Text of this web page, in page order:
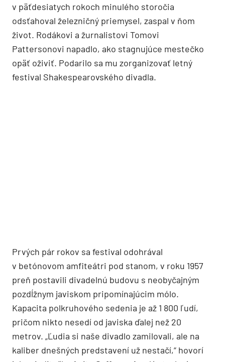
v päťdesiatych rokoch minulého storočia
odsťahoval železničný priemysel, zaspal v ňom
život. Rodákovi a žurnalistovi Tomovi
Pattersonovi napadlo, ako stagnujúce mestečko
opäť oživiť. Podarilo sa mu zorganizovať letný
festival Shakespea­rovského divadla.
Prvých pár rokov sa festival odohrával
v betónovom amfiteátri pod stanom, v roku 1957
preň postavili divadelnú budovu s neobyčajným
pozdĺžnym javiskom pripomínajúcim mólo.
Kapacita polkruhového sedenia je až 1 800 ľudí,
pričom nikto nesedí od javiska ďalej než 20
metrov. „Ľudia si naše divadlo zamilovali, ale na
kaliber dnešných predstavení už nestačí,“ hovorí